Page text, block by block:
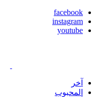
facebook
instagram
youtube
آخر
المحبوب